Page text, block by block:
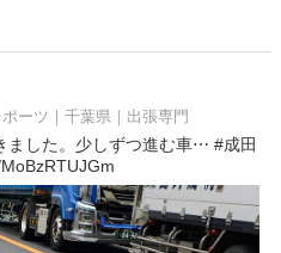
ーツ｜千葉県｜出張専門
ました。少しずつ進む車⋯ #成田